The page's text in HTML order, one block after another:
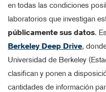
en todas las condiciones
laboratorios que investigan
públicamente sus datos.
Berkeley Deep Drive,
Universidad de Berkeley
clasifican y ponen a
cantidades de información